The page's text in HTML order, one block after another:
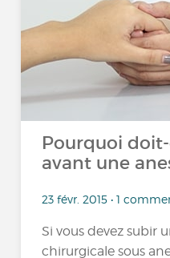
Pourquoi
avant une
23 févr. 2015 • 1
Si vous devez subir
chirurgicale sous